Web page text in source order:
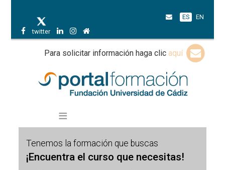
twitter
ES EN
Para solicitar información haga clic aquí
Tenemos la formación que buscas
¡Encuentra el curso que necesitas!